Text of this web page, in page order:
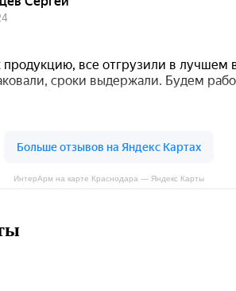
ИнтерАрм на карте Краснодара — Яндекс Карты